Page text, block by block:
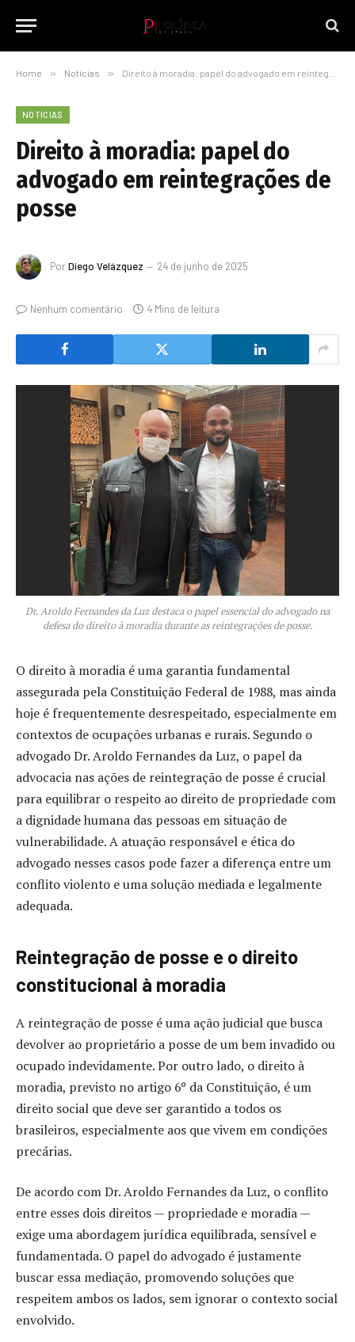
Home » Notícias » Direito à moradia: papel do advogado em reintegrações de posse
NOTÍCIAS
Direito à moradia: papel do
advogado em reintegrações de
posse
PorDiego Velázquez 24 de junho de 2025
Nenhum comentário 4 Mins de leitura
Dr. Aroldo Fernandes da Luz destaca o papel essencial do advogado na
defesa do direito à moradia durante as reintegrações de posse.
O direito à moradia é uma garantia fundamental
assegurada pela Constituição Federal de 1988, mas ainda
hoje é frequentemente desrespeitado, especialmente em
contextos de ocupações urbanas e rurais. Segundo o
advogado Dr. Aroldo Fernandes da Luz, o papel da
advocacia nas ações de reintegração de posse é crucial
para equilibrar o respeito ao direito de propriedade com
a dignidade humana das pessoas em situação de
vulnerabilidade. A atuação responsável e ética do
advogado nesses casos pode fazer a diferença entre um
conflito violento e uma solução mediada e legalmente
adequada.
Reintegração de posse e o direito
constitucional à moradia
A reintegração de posse é uma ação judicial que busca
devolver ao proprietário a posse de um bem invadido ou
ocupado indevidamente. Por outro lado, o direito à
moradia, previsto no artigo 6º da Constituição, é um
direito social que deve ser garantido a todos os
brasileiros, especialmente aos que vivem em condições
precárias.
De acordo com Dr. Aroldo Fernandes da Luz, o conflito
entre esses dois direitos — propriedade e moradia —
exige uma abordagem jurídica equilibrada, sensível e
fundamentada. O papel do advogado é justamente
buscar essa mediação, promovendo soluções que
respeitem ambos os lados, sem ignorar o contexto social
envolvido.